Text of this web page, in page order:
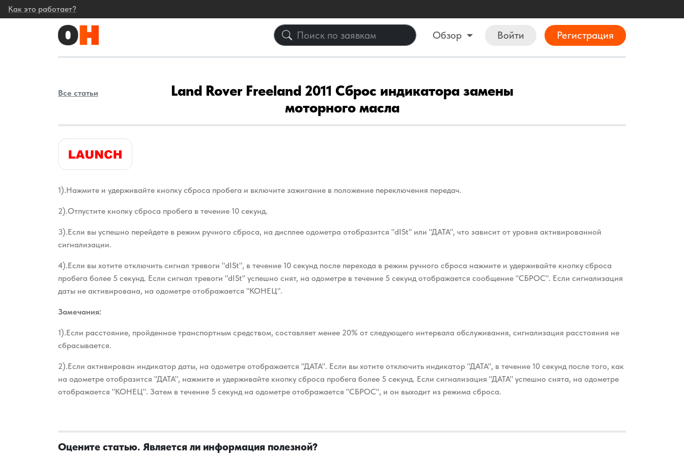
Как это работает?
Обзор Войти Регистрация
Все статьи
Land Rover Freeland 2011 Сброс индикатора замены
моторного масла
1).Нажмите и удерживайте кнопку сброса пробега и включите зажигание в положение переключения передач.
2).Отпустите кнопку сброса пробега в течение 10 секунд.
3).Если вы успешно перейдете в режим ручного сброса, на дисплее одометра отобразится "dISt" или "ДАТА", что зависит от уровня активированной
сигнализации.
4).Если вы хотите отключить сигнал тревоги "dISt", в течение 10 секунд после перехода в режим ручного сброса нажмите и удерживайте кнопку сброса
пробега более 5 секунд. Если сигнал тревоги "dISt" успешно снят, на одометре в течение 5 секунд отображается сообщение "СБРОС". Если сигнализация
даты не активирована, на одометре отображается "КОНЕЦ".
Замечания:
1).Если расстояние, пройденное транспортным средством, составляет менее 20% от следующего интервала обслуживания, сигнализация расстояния не
сбрасывается.
2).Если активирован индикатор даты, на одометре отображается "ДАТА". Если вы хотите отключить индикатор "ДАТА", в течение 10 секунд после того, как
на одометре отобразится "ДАТА", нажмите и удерживайте кнопку сброса пробега более 5 секунд. Если сигнализация "ДАТА" успешно снята, на одометре
отображается "КОНЕЦ". Затем в течение 5 секунд на одометре отображается "СБРОС", и он выходит из режима сброса.
Оцените статью. Является ли информация полезной?